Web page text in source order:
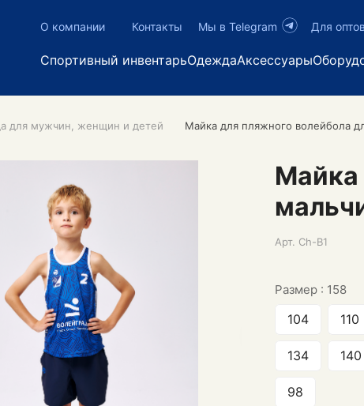
О компании Контакты Мы в Telegram Для
Спортивный инвентарьОдеждаАксессуары
для мужчин, женщин и детей Майка для пляжного волейбола
Майка
Арт. Ch-B1
Размер : 158
104 110
134 140
98